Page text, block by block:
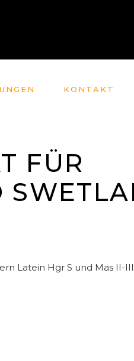
KONTAKT
FÜR
Latein Hgr S und Mas II-III